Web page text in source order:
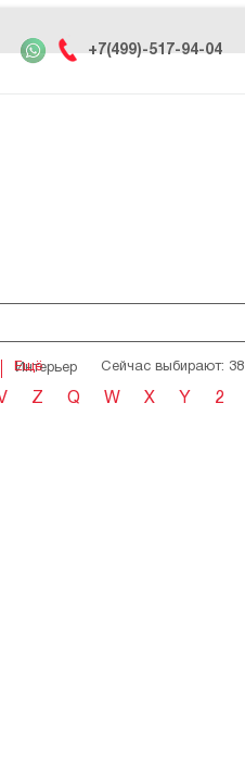
+7(499)-517-94-04
Ещё
Интерьер Сейчас выбирают: 38
Z Q W X Y 2